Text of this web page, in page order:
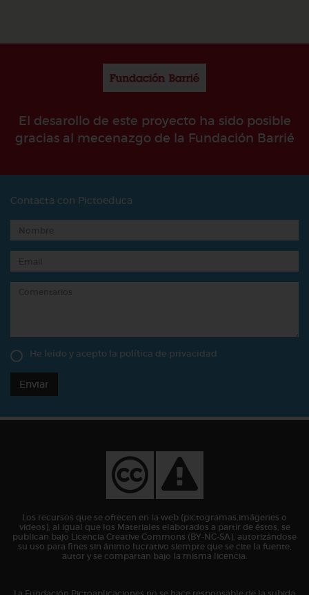
El desarollo de este proyecto ha sido posible
gracias al mecenazgo de la Fundación Barrié
Contacta con Pictoeduca
He leído y acepto la política de privacidad
Enviar
Los recursos que se ofrecen en la web (pictogramas,imágenes o
vídeos), al igual que los Materiales elaborados a partir de éstos, se
publican bajo Licencia Creative Commons (BY-NC-SA), autorizándose
su uso para fines sin ánimo lucrativo siempre que se cite la fuente,
autor y se compartan bajo la misma licencia.